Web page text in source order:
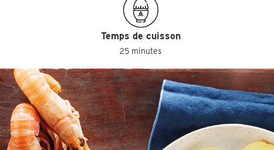
Temps de cuisson
25 minutes